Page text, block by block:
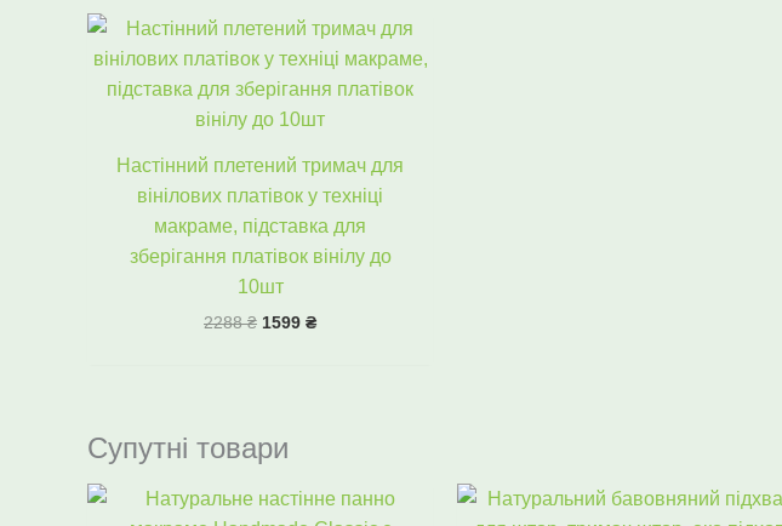
Настінний плетений тримач для
вінілових платівок у техніці
макраме, підставка для
зберігання платівок вінілу до
10шт
2288₴
Оригінальна
2288 ₴.
1599 ₴
Поточна
ціна:
1599 ₴.
Супутні товари
Оригінальна
Поточна
Оригінальна
Поточна